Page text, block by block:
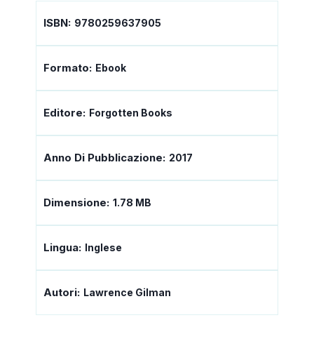
ISBN: 9780259637905
Formato: Ebook
Editore: Forgotten Books
Anno Di Pubblicazione: 2017
Dimensione: 1.78 MB
Lingua: Inglese
Autori: Lawrence Gilman